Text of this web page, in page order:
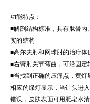
功能特点：
■解剖结构标准，具有肱骨
实的结构
■高尔夫肘和网球肘的治疗体
■右臂肘关节弯曲，可沿固定
■当找到正确的压痛点，黄
相应的绿灯显示，当针头进
错误，皮肤表面可用肥皂水